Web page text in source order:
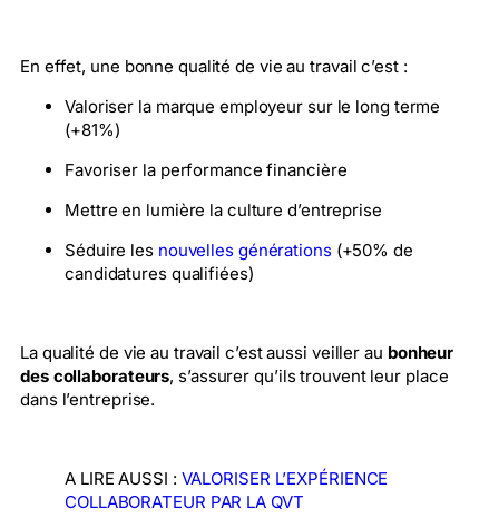
En effet, une bonne qualité de vie au travail c’est :
Valoriser la marque employeur sur le long terme
(+81%)
Favoriser la performance financière
Mettre en lumière la culture d’entreprise
Séduire les nouvelles générations(+50% de
candidatures qualifiées)
La qualité de vie au travail c’est aussi veiller au bonheur
des collaborateurs, s’assurer qu’ils trouvent leur place
dans l’entreprise.
A LIRE AUSSI : VALORISER L’EXPÉRIENCE
COLLABORATEUR PAR LA QVT